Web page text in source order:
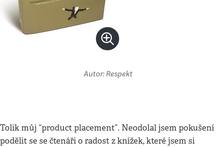
Autor: Respekt
Tolik můj “product placement”. Neodolal jsem pokušení
podělit se se čtenáři o radost z knížek, které jsem si